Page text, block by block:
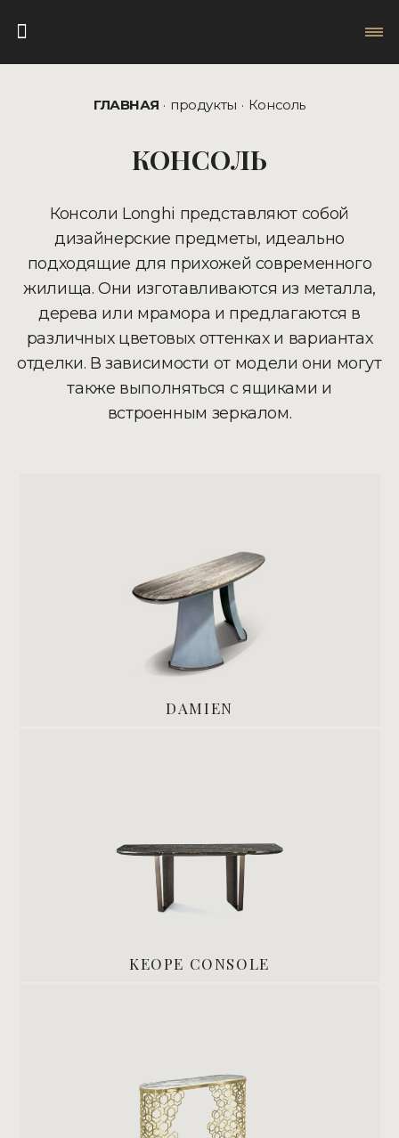
ГЛАВНАЯ продукты Консоль
КОНСОЛЬ
Консоли Longhi представляют собой
дизайнерские предметы, идеально
подходящие для прихожей современного
жилища. Они изготавливаются из металла,
дерева или мрамора и предлагаются в
различных цветовых оттенках и вариантах
отделки. В зависимости от модели они могут
также выполняться с ящиками и
встроенным зеркалом.
DAMIEN
KEOPE CONSOLE